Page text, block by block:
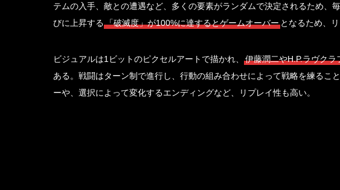
テムの入手、敵との遭遇など、多くの要素がランダムで決定されるため、
びに上昇する「破滅度」が100%に達するとゲームオーバー となるため、
ビジュアルは1ビットのピクセルアートで描かれ、 伊藤潤二やH.P.ラヴク
ある。戦闘はターン制で進行し、行動の組み合わせによって戦略を練るこ
ーや、選択によって変化するエンディングなど、リプレイ性も高い。